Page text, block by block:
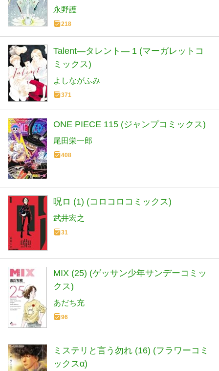
永野護
218
Talent―タレント― 1 (マーガレットコ
ミックス)
よしながふみ
371
ONE PIECE 115 (ジャンプコミックス)
尾田栄一郎
408
呪ロ (1) (コロコロコミックス)
武井宏之
31
MIX (25) (ゲッサン少年サンデーコミッ
クス)
あだち充
96
ミステリと言う勿れ (16) (フラワーコミ
ックスα)